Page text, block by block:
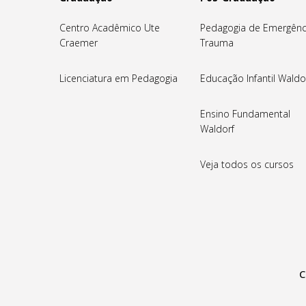
Centro Acadêmico Ute
Craemer
Licenciatura em Pedagogia
Pedagogia de
Trauma
Educação Infantil
Ensino Fundamental
Waldorf
Veja todos os cursos